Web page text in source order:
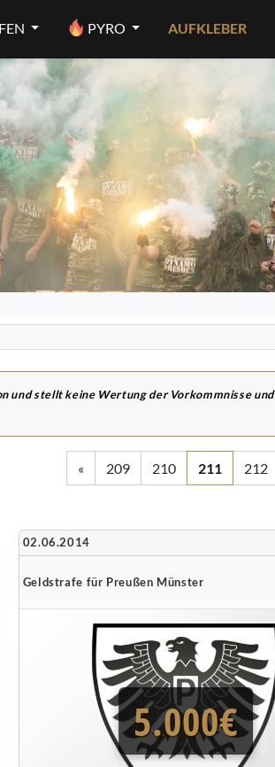
PYRO AUFKLEBER
und stellt keine Wertung der Vorkommnisse und
« 209 210 211 212
02.06.2014
Geldstrafe für Preußen Münster
5.000€